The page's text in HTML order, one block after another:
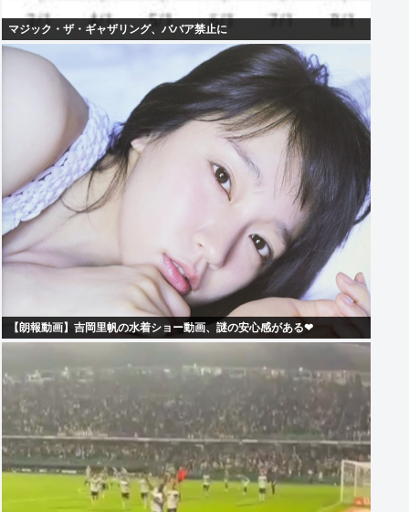
マジック・ザ・ギャザリング、ババア禁止に
【朗報動画】吉岡里帆の水着ショー動画、謎の安心感がある❤